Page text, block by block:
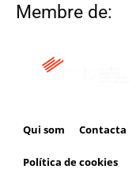
Membre de:
Qui som Contacta
Política de cookies